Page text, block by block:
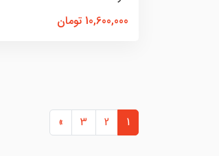
10,600,000 تومان
1
2
3
»